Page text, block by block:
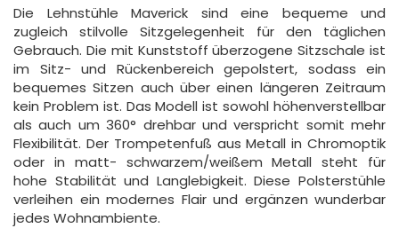
Die Lehnstühle Maverick sind eine bequeme und
zugleich stilvolle Sitzgelegenheit für den täglichen
Gebrauch. Die mit Kunststoff überzogene Sitzschale ist
im Sitz- und Rückenbereich gepolstert, sodass ein
bequemes Sitzen auch über einen längeren Zeitraum
kein Problem ist. Das Modell ist sowohl höhenverstellbar
als auch um 360° drehbar und verspricht somit mehr
Flexibilität. Der Trompetenfuß aus Metall in Chromoptik
oder in matt- schwarzem/weißem Metall steht für
hohe Stabilität und Langlebigkeit. Diese Polsterstühle
verleihen ein modernes Flair und ergänzen wunderbar
jedes Wohnambiente.